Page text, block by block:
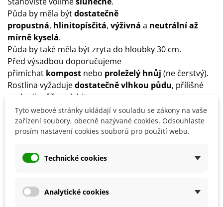
Půda by měla býtdostatečně
propustná, hlinitopísčitá, výživná a neutrální až
mírně kyselá.
Půda by také měla být zryta do hloubky 30 cm.
Před výsadbou doporučujeme
přimíchat kompost nebo proleželý hnůj (ne čerstvý).
Rostlina vyžadujedostatečně vlhkou půdu, přílišné
sucho ji může oslabit.
Co dělat s tulipány po odkvětu?
Odštípne se květní stonek a rostlina se necházcela
Cibulky se vyjmou z půdy, osuší se a
teplotou okolo 15–20 °C
Tyto webové stránky ukládají v souladu se zákony na vaše
zařízení soubory, obecně nazývané cookies. Odsouhlaste
prosím nastavení cookies souborů pro použití webu.
Technické cookies
Analytické cookies